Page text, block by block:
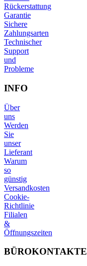
Rückerstattung
Garantie
Sichere
Zahlungsarten
Technischer
Support
und
Probleme
INFO
Über
uns
Werden
Sie
unser
Lieferant
Warum
so
günstig
Versandkosten
Cookie-
Richtlinie
Filialen
&
Öffnungszeiten
BÜROKONTAKTE